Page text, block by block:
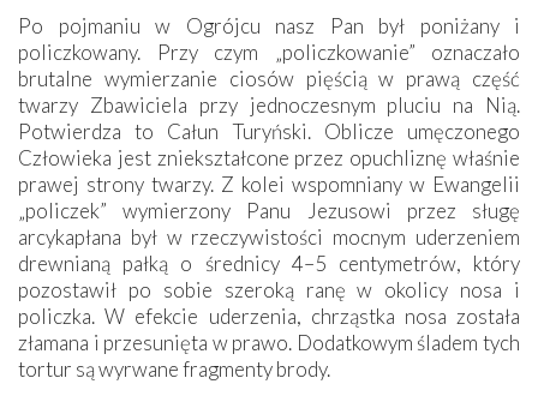
Po pojmaniu w Ogrójcu nasz Pan był poniżany i
policzkowany. Przy czym „policzkowanie” oznaczało
brutalne wymierzanie ciosów pięścią w prawą część
twarzy Zbawiciela przy jednoczesnym pluciu na Nią.
Potwierdza to Całun Turyński. Oblicze umęczonego
Człowieka jest zniekształcone przez opuchliznę właśnie
prawej strony twarzy. Z kolei wspomniany w Ewangelii
„policzek” wymierzony Panu Jezusowi przez sługę
arcykapłana był w rzeczywistości mocnym uderzeniem
drewnianą pałką o średnicy 4–5 centymetrów, który
pozostawił po sobie szeroką ranę w okolicy nosa i
policzka. W efekcie uderzenia, chrząstka nosa została
złamana i przesunięta w prawo. Dodatkowym śladem tych
tortur są wyrwane fragmenty brody.